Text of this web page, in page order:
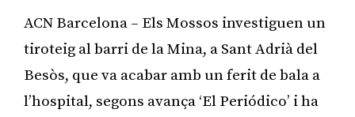
ACN Barcelona – Els Mossos investiguen un
tiroteig al barri de la Mina, a Sant Adrià del
Besòs, que va acabar amb un ferit de bala a
l’hospital, segons avança ‘El Periódico’ i ha